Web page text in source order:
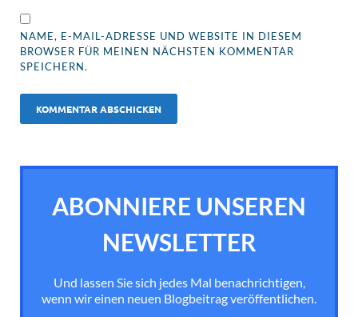
NAME, E-MAIL-ADRESSE UND WEBSITE IN DIESEM
BROWSER FÜR MEINEN NÄCHSTEN KOMMENTAR
SPEICHERN.
ABONNIERE UNSEREN
NEWSLETTER
Und lassen Sie sich jedes Mal benachrichtigen,
wenn wir einen neuen Blogbeitrag veröffentlichen.